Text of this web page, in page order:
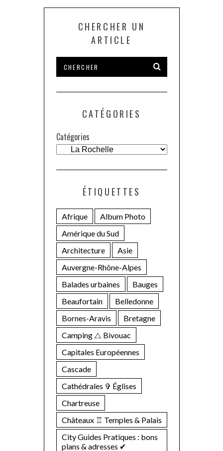
CHERCHER UN
ARTICLE
CATÉGORIES
Catégories
ÉTIQUETTES
Afrique
Album Photo
Amérique du Sud
Architecture
Asie
Auvergne-Rhône-Alpes
Balades urbaines
Bauges
Beaufortain
Belledonne
Bornes-Aravis
Bretagne
Camping ⧍ Bivouac
Capitales Européennes
Cascade
Cathédrales ✞ Églises
Chartreuse
Châteaux ♖ Temples & Palais
City Guides Pratiques : bons
plans & adresses ✔︎